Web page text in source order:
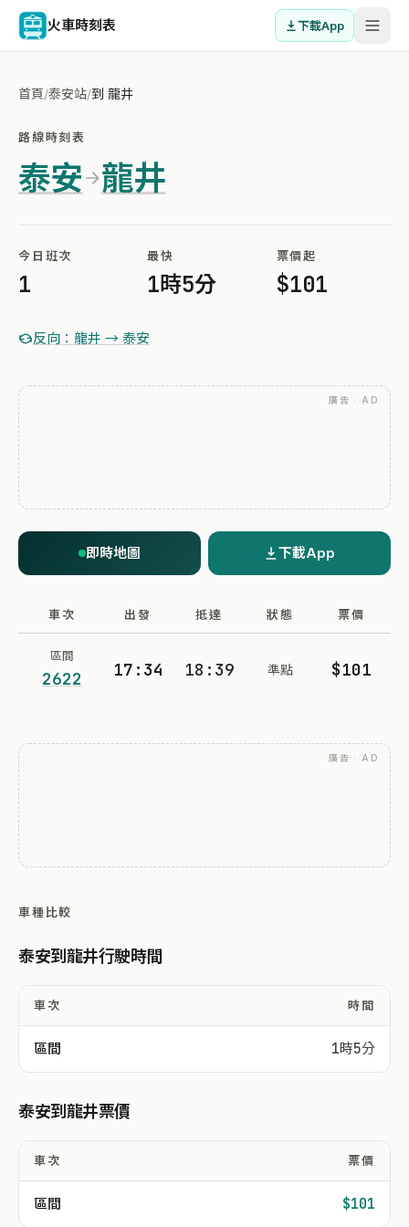
火車時刻表 下載App
首頁/泰安站/到 龍井
路線時刻表
泰安 龍井
今日班次
1
最快
1時5分
票價起
$101
反向：龍井 → 泰安
廣告 · AD
即時地圖 下載App
車次 出發 抵達 狀態 票價
區間
2622 17:34 18:39 準點 $101
廣告 · AD
車種比較
泰安到龍井行駛時間
車次 時間
區間 1時5分
泰安到龍井票價
車次 票價
區間 $101